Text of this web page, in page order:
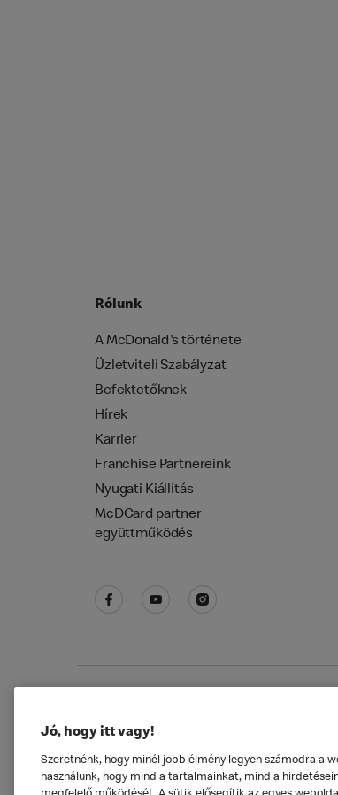
Rólunk
A McDonald's története
Üzletviteli Szabályzat
Befektetőknek
Hírek
Karrier
Franchise Partnereink
Nyugati Kiállítás
McDCard partner
együttműködés
Adatkezelési tájékoztató
Jó, hogy itt vagy!
Szeretnénk, hogy minél jobb élmény legyen számodra a
használunk, hogy mind a tartalmainkat, mind a